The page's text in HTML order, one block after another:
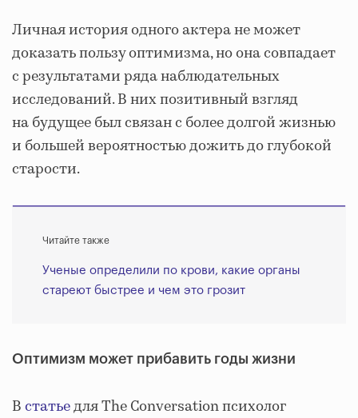
Личная история одного актера не может
доказать пользу оптимизма, но она совпадает
с результатами ряда наблюдательных
исследований. В них позитивный взгляд
на будущее был связан с более долгой жизнью
и большей вероятностью дожить до глубокой
старости.
Читайте также
Ученые определили по крови, какие органы
стареют быстрее и чем это грозит
Оптимизм может прибавить годы жизни
Встатьедля The Conversation психолог